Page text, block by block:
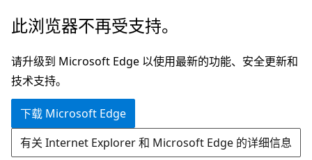
跳
主
要
内
此浏览器不再受支持。
请升级到 Microsoft Edge 以使用最新的功能、安全更新和
技术支持。
下载 Microsoft Edge
有关 Internet Explorer 和 Microsoft Edge 的详细信息